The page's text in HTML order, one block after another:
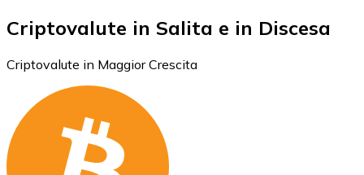
Criptovalute in Salita e in Discesa
Criptovalute in Maggior Crescita